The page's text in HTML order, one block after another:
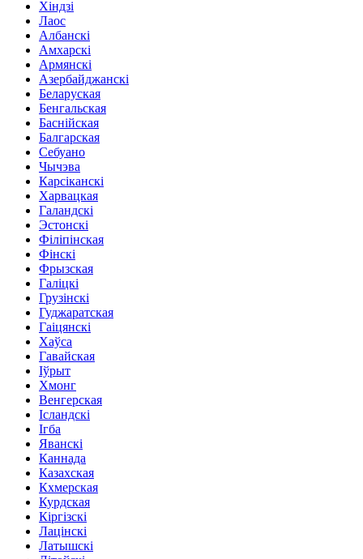
Хіндзі
Лаос
Албанскі
Амхарскі
Армянскі
Азербайджанскі
Беларуская
Бенгальская
Баснійская
Балгарская
Себуано
Чычэва
Карсіканскі
Харвацкая
Галандскі
Эстонскі
Філіпінская
Фінскі
Фрызская
Галіцкі
Грузінскі
Гуджаратская
Гаіцянскі
Хаўса
Гавайская
Іўрыт
Хмонг
Венгерская
Ісландскі
Ігба
Яванскі
Каннада
Казахская
Кхмерская
Курдская
Кіргізскі
Лацінскі
Латышскі